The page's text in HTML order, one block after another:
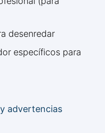
desenredar
específicos para
advertencias